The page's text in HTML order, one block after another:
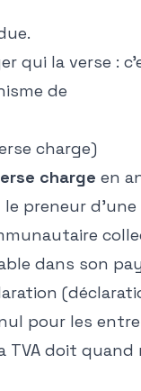
qui la verse :
de
charge)
charge en
preneur d'une
dans son
pour les
TVA doit quand